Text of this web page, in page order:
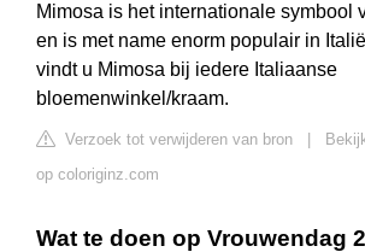
Mimosa is het internationale symbool
en is met name enorm populair in
vindt u Mimosa bij iedere Italiaanse
bloemenwinkel/kraam.
Verzoek tot verwijderen van bron
op coloriginz.com
Wat te doen op Vrouwendag